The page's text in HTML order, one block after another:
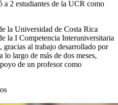
a 2 estudiantes de la UCR como
la Universidad de Costa Rica
la I Competencia Interuniversitaria
al trabajo desarrollado por
lo largo de más de dos meses,
de un profesor como